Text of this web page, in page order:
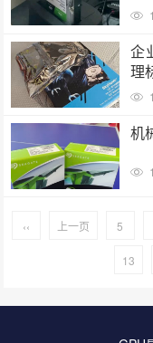
企
理
机
‹‹ 上一页 5
13